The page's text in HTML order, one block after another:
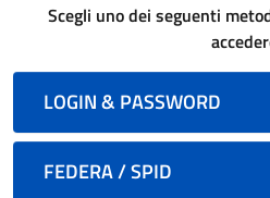
Scegli uno dei seguenti
LOGIN & PASSWORD
FEDERA / SPID